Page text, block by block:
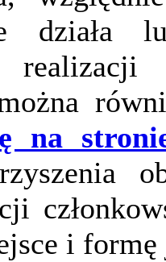
działa
na
i